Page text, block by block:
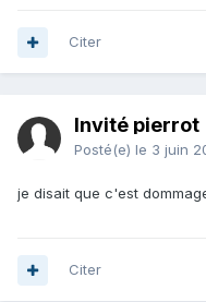
Citer
Invité pierrot
Posté(e) le 3 juin
je disait que c'est
Citer